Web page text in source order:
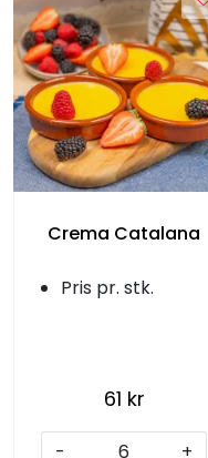
Crema Catalana
Pris pr. stk.
61 kr
- +